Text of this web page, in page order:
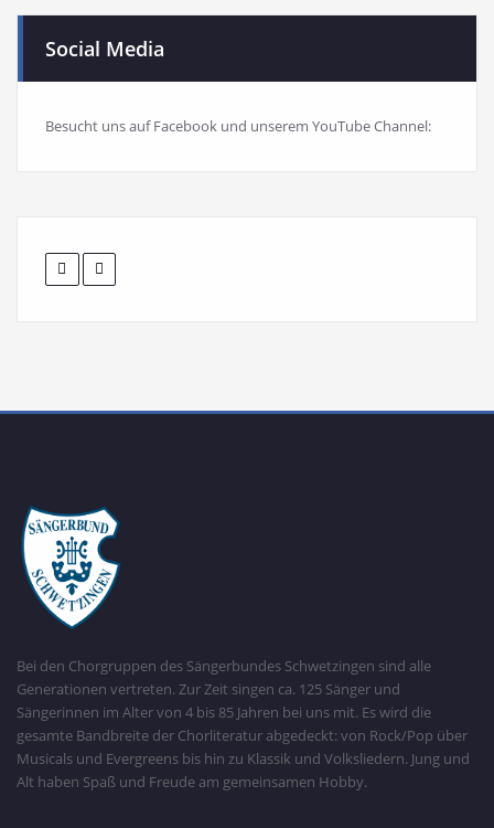
Social Media
Besucht uns auf Facebook und unserem YouTube Channel:
Bei den Chorgruppen des Sängerbundes Schwetzingen sind alle
Generationen vertreten. Zur Zeit singen ca. 125 Sänger und
Sängerinnen im Alter von 4 bis 85 Jahren bei uns mit. Es wird die
gesamte Bandbreite der Chorliteratur abgedeckt: von Rock/Pop über
Musicals und Evergreens bis hin zu Klassik und Volksliedern. Jung und
Alt haben Spaß und Freude am gemeinsamen Hobby.